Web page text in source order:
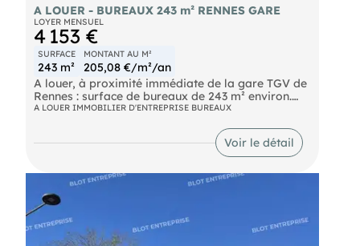
A LOUER - BUREAUX 243 m² RENNES GARE
LOYER MENSUEL
4 153 €
SURFACE
243 m²
MONTANT AU M²
205,08 €/m²/an
A louer, à proximité immédiate de la gare TGV de
Rennes : surface de bureaux de 243 m² environ.
Accessibilité PMR
- 2 salles de réunions
- 1 salle de pause. Belle architecture de
l'immeuble. Locaux en parfait état. Accessibilité
optimale, gare SNCF, pied de métro, lignes A et B.
3 parkings aériens moyennant 1500 Euros / an /
unité. Les informations sur les risques naturels,
miniers, ou technologiques, auxquels ces biens
sont exposés, sont disponibles sur le site
A LOUER IMMOBILIER D'ENTREPRISE BUREAUX
Voir le détail